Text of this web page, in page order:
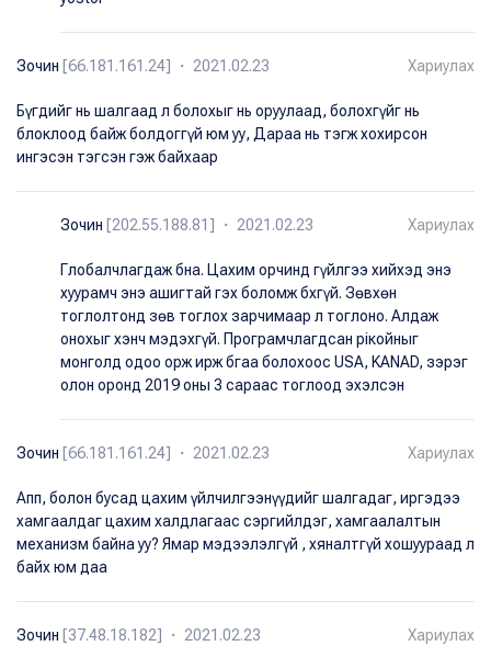
Зочин [66.181.161.24] ・ 2021.02.23 Хариулах
Бүгдийг нь шалгаад л болохыг нь оруулаад, болохгүйг нь
блоклоод байж болдоггүй юм уу, Дараа нь тэгж хохирсон
ингэсэн тэгсэн гэж байхаар
Зочин [202.55.188.81] ・ 2021.02.23 Хариулах
Глобалчлагдаж бна. Цахим орчинд гүйлгээ хийхэд энэ
хуурамч энэ ашигтай гэх боломж бхгүй. Зөвхөн
тоглолтонд зөв тоглох зарчимаар л тоглоно. Алдаж
онохыг хэнч мэдэхгүй. Програмчлагдсан piкойныг
монголд одоо орж ирж бгаа болохоос USA, KANAD, зэрэг
олон оронд 2019 оны 3 сараас тоглоод эхэлсэн
Зочин [66.181.161.24] ・ 2021.02.23 Хариулах
Апп, болон бусад цахим үйлчилгээнүүдийг шалгадаг, иргэдээ
хамгаалдаг цахим халдлагаас сэргийлдэг, хамгаалалтын
механизм байна уу? Ямар мэдээлэлгүй , хяналтгүй хошуураад л
байх юм даа
Зочин [37.48.18.182] ・ 2021.02.23 Хариулах